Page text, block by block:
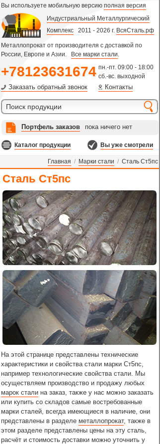
Вы используете мобильную версию полная версия
Индустриальный Металлургический
Комплекс 2011 - 2026 г. ВсяСталь.рф
Металлопрокат от производителя с доставкой по
России, Европе и Азии.
Все марки стали.
+78123631674 пн.-пт. 09:00 - 18:00
сб.-вс. выходной
Заказать обратный звонок Контакты
Портфель заказов пока ничего нет
Каталог продукции Вы уже смотрели
Главная / Марки стали / Сталь Ст5пс
Сталь Ст5пс
На этой странице представлены технические
характеристики и свойства стали марки Ст5пс,
например технологические свойства стали. Мы
осуществляем производство и продажу любых
марок стали на заказ, также у нас можно заказать
или купить со складов самые востребованные
марки сталей, всегда имеющиеся в наличие, они
представлены в разделе металлопрокат, также в
этом разделе представлены цены на эту сталь,
расчёт и стоимость доставки можно уточнить у